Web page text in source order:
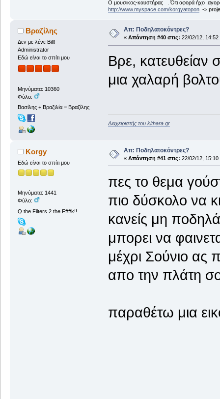
Ο μουσικος-καυστήρας . Ότι αφορά ήχο
http://www.myspace.com/korgyatopon->
Βραζίλης
Δεν με λένε Bill!
Administrator
Εδώ είναι το σπίτι μου
Μηνύματα: 10360
Φύλο:
Βασίλης + Βραζιλία = Βραζίλης
Απ: Ποδηλατοκόντρες?
« Απάντηση #40 στις: 22/02/12, 14:52
Βρε,
μια χαλαρή
Διαχειριστής του kithara.gr
Korgy
Εδώ είναι το σπίτι μου
Μηνύματα: 1441
Φύλο:
Q the Filters 2 the F##k!!
Απ: Ποδηλατοκόντρες?
« Απάντηση #41 στις: 22/02/12, 15:10
πες το θεμα
πιο δύσκολο να
κανείς μη
μπορει να
μέχρι Σούνιο ας
απο την πλάτη
παραθέτω μια